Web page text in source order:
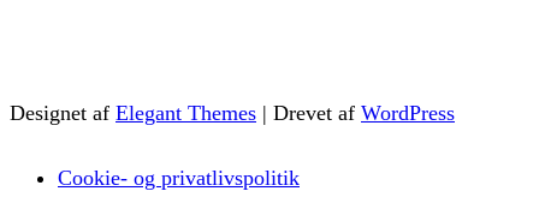
Designet af Elegant Themes | Drevet af WordPress
Cookie- og privatlivspolitik